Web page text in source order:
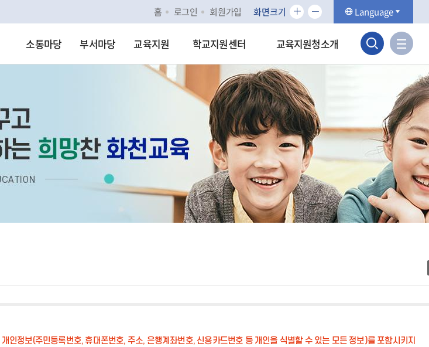
홈 로그인 회원가입 화면크기
화
면
크
기
확
대
화
면
크
축
Language
소통마당 부서마당 교육지원 학교지원센터 교육지원청소개
검
색
역
열
기
사
이
맵
바
로
가
기
개인정보(주민등록번호, 휴대폰번호, 주소, 은행계좌번호, 신용카드번호 등 개인을 식별할 수 있는 모든 정보)를 포함시키지